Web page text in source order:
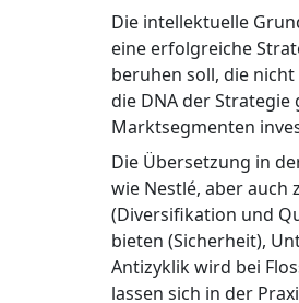
Die intellektuelle
eine erfolgreiche
beruhen soll, die
die DNA der
Marktsegmenten
Die Übersetzung in
wie Nestlé, aber auch
(Diversifikation und
bieten (Sicherheit),
Antizyklik wird bei
lassen sich in der